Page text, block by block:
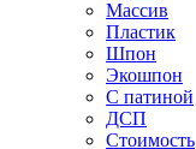
Массив
Пластик
Шпон
Экошпон
С патиной
ДСП
Стоимость